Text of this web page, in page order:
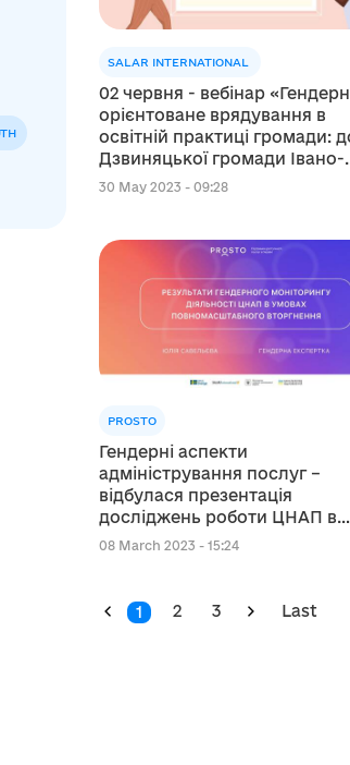
SALAR INTERNATIONAL
02 червня - вебінар
орієнтоване врядування в
освітній практиці громади:
Дзвиняцької громади Івано-
Франківської області»
30 May 2023 - 09:28
PROSTO
Гендерні аспекти
адміністрування послуг –
відбулася презентація
досліджень роботи ЦНАП в
умовах війни
08 March 2023 - 15:24
1 2 3 Last